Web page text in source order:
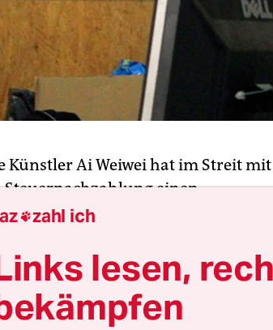
Künstler Ai Weiwei hat im Streit
einen
anfänglichen bürokratischen
am Dienstag schließlich 8,45
790.000 Euro, auf ein Konto des
wie der Künstler der
zahl ich
lesen,